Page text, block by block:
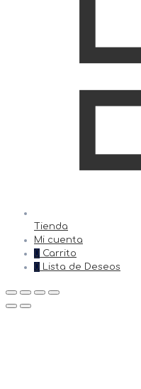
Tienda
Mi cuenta
0 Carrito
0 Lista de Deseos